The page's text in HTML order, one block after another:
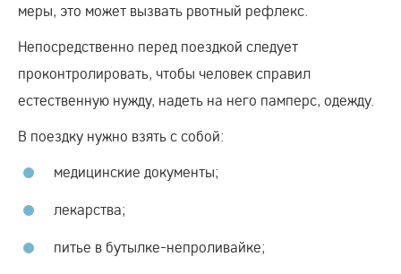
меры, это может вызвать рвотный рефлекс.
Непосредственно перед поездкой следует
проконтролировать, чтобы человек справил
естественную нужду, надеть на него памперс, одежду.
В поездку нужно взять с собой:
медицинские документы;
лекарства;
питье в бутылке-непроливайке;